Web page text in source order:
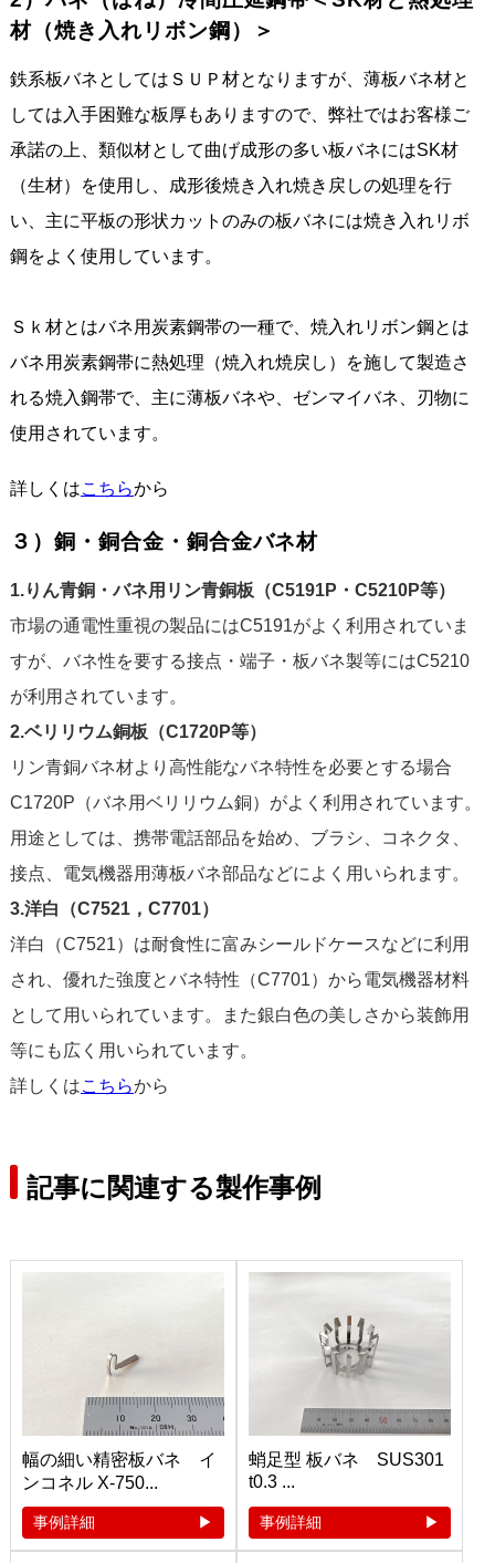
材（焼き入れリボン鋼）＞
鉄系板バネとしてはＳＵＰ材となりますが、薄板バネ材と
しては入手困難な板厚もありますので、弊社ではお客様ご
承諾の上、類似材として曲げ成形の多い板バネにはSK材
（生材）を使用し、成形後焼き入れ焼き戻しの処理を行
い、主に平板の形状カットのみの板バネには焼き入れリボ
鋼をよく使用しています。
Ｓｋ材とはバネ用炭素鋼帯の一種で、焼入れリボン鋼とは
バネ用炭素鋼帯に熱処理（焼入れ焼戻し）を施して製造さ
れる焼入鋼帯で、主に薄板バネや、ゼンマイバネ、刃物に
使用されています。
詳しくはこちらから
３）銅・銅合金・銅合金バネ材
1.りん青銅・バネ用リン青銅板（C5191P・C5210P等）
市場の通電性重視の製品にはC5191がよく利用されていま
すが、バネ性を要する接点・端子・板バネ製等にはC5210
が利用されています。
2.ベリリウム銅板（C1720P等）
リン青銅バネ材より高性能なバネ特性を必要とする場合
C1720P（バネ用ベリリウム銅）がよく利用されています。
用途としては、携帯電話部品を始め、ブラシ、コネクタ、
接点、電気機器用薄板バネ部品などによく用いられます。
3.洋白（C7521，C7701）
洋白（C7521）は耐食性に富みシールドケースなどに利用
され、優れた強度とバネ特性（C7701）から電気機器材料
として用いられています。また銀白色の美しさから装飾用
等にも広く用いられています。
詳しくはこちらから
記事に関連する製作事例
幅の細い精密板バネ イ
ンコネル X-750...
事例詳細
蛸足型 板バネ SUS301
t0.3 ...
事例詳細